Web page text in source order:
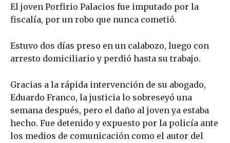
El joven Porfirio Palacios fue imputado por la
fiscalía, por un robo que nunca cometió.
Estuvo dos días preso en un calabozo, luego con
arresto domiciliario y perdió hasta su trabajo.
Gracias a la rápida intervención de su abogado,
Eduardo Franco, la justicia lo sobreseyó una
semana después, pero el daño al joven ya estaba
hecho. Fue detenido y expuesto por la policía ante
los medios de comunicación como el autor del